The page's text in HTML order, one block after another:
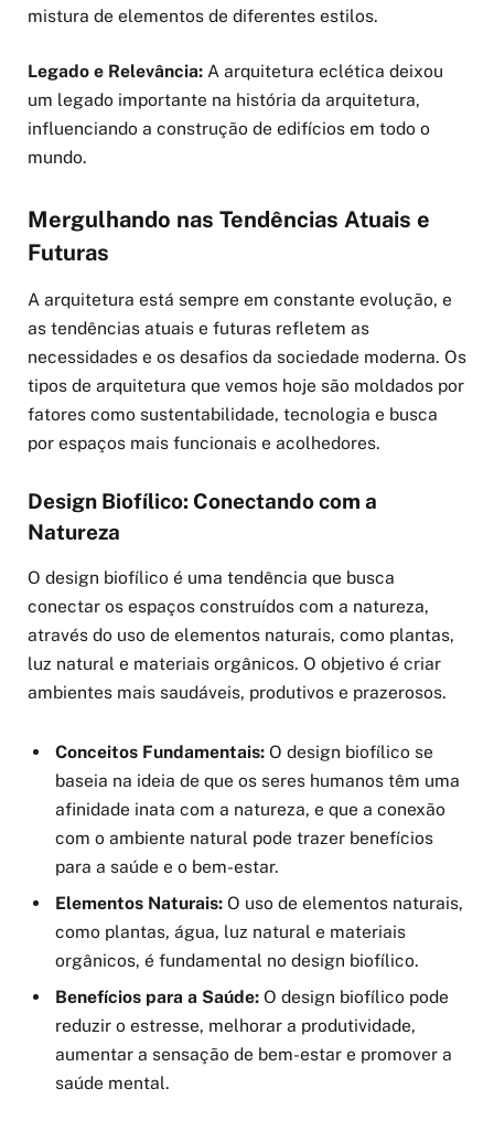
mistura de elementos de diferentes estilos.
Legado e Relevância: A arquitetura eclética deixou
um legado importante na história da arquitetura,
influenciando a construção de edifícios em todo o
mundo.
Mergulhando nas Tendências Atuais e
Futuras
A arquitetura está sempre em constante evolução, e
as tendências atuais e futuras refletem as
necessidades e os desafios da sociedade moderna. Os
tipos de arquitetura que vemos hoje são moldados por
fatores como sustentabilidade, tecnologia e busca
por espaços mais funcionais e acolhedores.
Design Biofílico: Conectando com a
Natureza
O design biofílico é uma tendência que busca
conectar os espaços construídos com a natureza,
através do uso de elementos naturais, como plantas,
luz natural e materiais orgânicos. O objetivo é criar
ambientes mais saudáveis, produtivos e prazerosos.
Conceitos Fundamentais: O design biofílico se
baseia na ideia de que os seres humanos têm uma
afinidade inata com a natureza, e que a conexão
com o ambiente natural pode trazer benefícios
para a saúde e o bem-estar.
Elementos Naturais: O uso de elementos naturais,
como plantas, água, luz natural e materiais
orgânicos, é fundamental no design biofílico.
Benefícios para a Saúde: O design biofílico pode
reduzir o estresse, melhorar a produtividade,
aumentar a sensação de bem-estar e promover a
saúde mental.